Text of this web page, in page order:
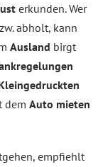
erkunden. Wer
abholt, kann
Ausland birgt
dem Auto mieten
empfiehlt